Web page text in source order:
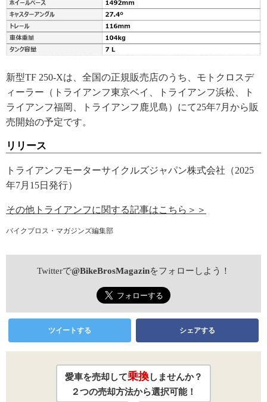
新型TF 250-Xは、全国の正規販売店のうち、モトクロスデ
ィーラー（トライアンフ東京ベイ、トライアンフ浜松、ト
ライアンフ福岡、トライアンフ鹿児島）にて25年7月から販
売開始の予定です。
リリース
トライアンフモーターサイクルズジャパン株式会社（2025
年7月15日発行）
その他トライアンフに関する記事はこちら＞＞
バイクブロス・マガジンズ編集部
Twitterで@BikeBrosMagazinをフォローしよう！
ツイートする シェアする
愛車を売却して乗換しませんか？
２つの売却方法から選択可能！